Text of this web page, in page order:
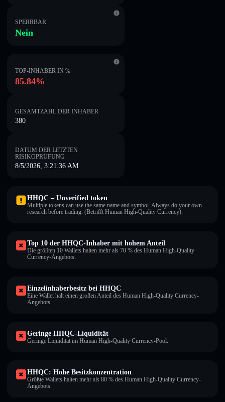
SPERRBAR
Nein
TOP-INHABER IN %
85.84%
GESAMTZAHL DER INHABER
380
DATUM DER LETZTEN
RISIKOPRÜFUNG
8/5/2026, 3:21:36 AM
HHQC – Unverified token
Multiple tokens can use the same name and symbol. Always do your own
research before trading. (Betrifft Human High-Quality Currency).
Top 10 der HHQC-Inhaber mit hohem Anteil
Die größten 10 Wallets halten mehr als 70 % des Human High-Quality
Currency-Angebots.
Einzelinhaberbesitz bei HHQC
Eine Wallet hält einen großen Anteil des Human High-Quality Currency-
Angebots.
Geringe HHQC-Liquidität
Geringe Liquidität im Human High-Quality Currency-Pool.
HHQC: Hohe Besitzkonzentration
Größte Wallets halten mehr als 80 % des Human High-Quality Currency-
Angebots.